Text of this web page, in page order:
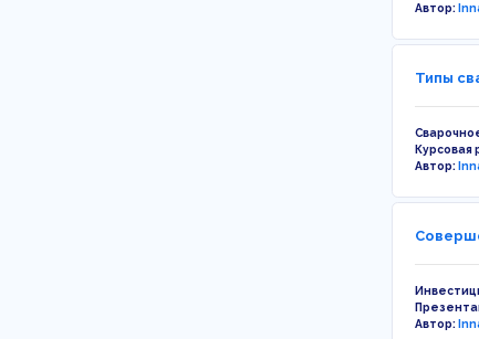
Автор:
Типы
Курсовая
Автор:
Автор: